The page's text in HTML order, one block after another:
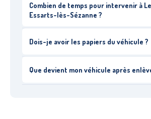
Combien de temps pour intervenir à
Essarts-lès-Sézanne ?
Dois-je avoir les papiers du véhicule ?
Que devient mon véhicule après